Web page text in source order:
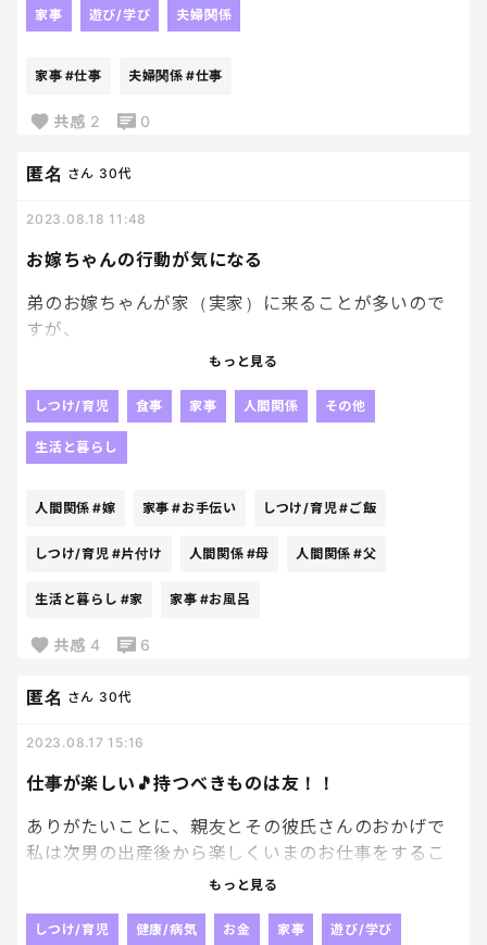
帰宅後、さらに部屋がぐちゃぐちゃ！
こないだ「片付けたい人が片付ければいい！」っ怒
「どうせ片付けたい私がやるってことでしょ！」って
娘とパパさんがお皿洗い始めてくれた、やっと。
それはよかったけど、
なんで最初から片付けてくれないのかしら。
めんどくさー
家事 遊び/学び 夫婦関係
家事 #仕事 夫婦関係 #仕事
共感 2 0
お嫁ちゃんの行動が気になる
匿名 さん 30代
2023.08.18 11:48
弟のお嫁ちゃんが家（実家）に来ることが多いので
すが、
お嫁歴は5年以上なので、新参者ではないから
色々ご飯の用意とかさ、片付けとかさお手伝いした
らどうなのかなぁと思ってしまった（笑）
しまいには自分の子のう◯こも
お風呂もじいじ（私の父）に入れさせてるし！
がはっきり言える子なのでとっても世渡り上手だなと
もはや感心してしまいました🤣
あんま言ってもうるさい義理の姉になってしまうので
ここいらでやめときます（笑）
もっと見る
しつけ/育児 食事 家事 人間関係 その他
生活と暮らし
人間関係 #嫁 家事 #お手伝い しつけ/育児#ご飯
しつけ/育児 #片付け 人間関係 #母 人間関係 #父
生活と暮らし #家 家事 #お風呂
共感 4 6
仕事が楽しい🎵持つべきものは友！！
匿名 さん 30代
2023.08.17 15:16
ありがたいことに、親友とその彼氏さんのおかげで
私は次男の出産後から楽しくいまのお仕事をするこ
とができている✨しばらく専業主婦だったが、久しぶ
ているママさんたちもとっても心根の優しい素敵な
もっと見る
しつけ/育児 健康/病気 お金 家事 遊び/学び